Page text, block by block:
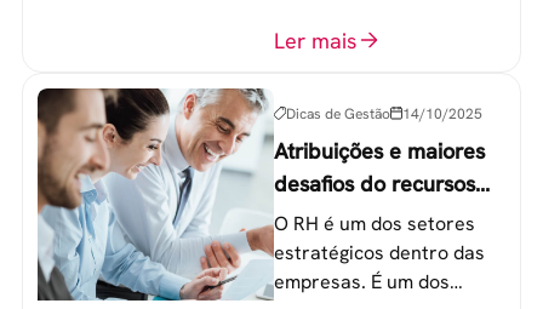
colaboradores na faixa de
Ler mais
Dicas de Gestão 14/10/2025
Atribuições e maiores
desafios do recursos
humanos em uma
empresa
O RH é um dos setores
estratégicos dentro das
empresas. É um dos